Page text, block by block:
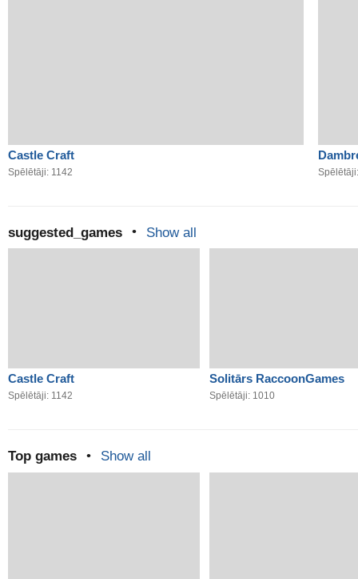
Castle Craft
Spēlētāji: 1142
suggested_games • Show all
Castle Craft
Spēlētāji: 1142
Solitārs RaccoonGames
Spēlētāji: 1010
Top games • Show all